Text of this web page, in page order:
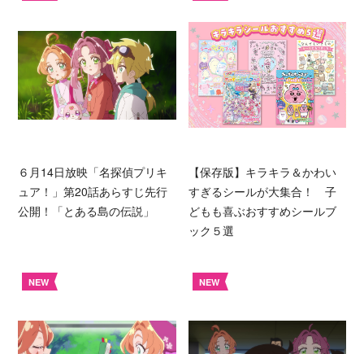
６月14日放映「名探偵プリキ
ュア！」第20話あらすじ先行
公開！「とある島の伝説」
【保存版】キラキラ＆かわい
すぎるシールが大集合！ 子
どもも喜ぶおすすめシールブ
ック５選
NEW NEW